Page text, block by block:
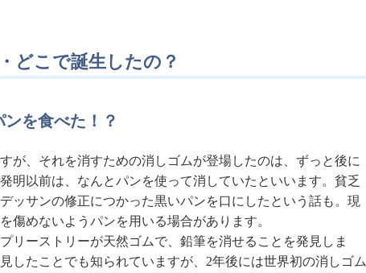
どこで誕生したの？
を食べた！？
が、それを消すための消しゴムが登場したのは、ずっと後に
明以前は、なんとパンを使って消していたといいます。貧乏
ッサンの修正につかった黒いパンを口にしたという話も。現
傷めないようパンを用いる場合があります。
リーストリーが天然ゴムで、鉛筆を消せることを発見しま
したことでも知られていますが、2年後には世界初の消しゴム